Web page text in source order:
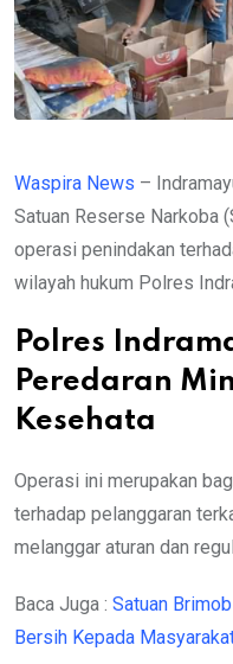
Waspira News –
Satuan Reserse Narkoba
operasi penindakan
wilayah hukum Polres
Polres
Peredaran
Kesehata
Operasi ini merupakan
terhadap pelanggaran
melanggar aturan dan
Baca Juga : Satuan
Bersih Kepada